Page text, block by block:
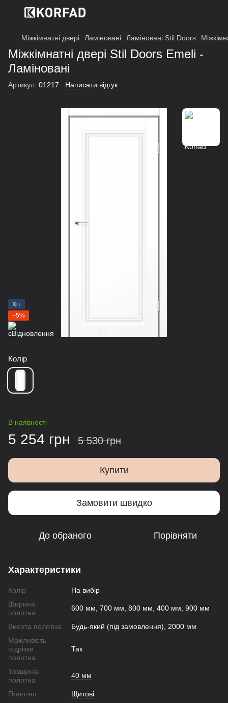
Міжкімнатні двері Ламіновані Ламіновані Stil Doors
Міжкімнатні двері Stil Doors Emeli -
Ламіновані
Артикул: 01217 Написати відгук
Хіт
−5%
Колір
В наявності
5 254 грн 5 530 грн
Купити
Замовити швидко
До обраного Порівняти
Характеристики
Колір
На вибір
Ширина
полотна
600 мм, 700 мм, 800 мм, 400 мм, 900 мм
Висота полотна
Будь-який (під замовлення), 2000 мм
Можливість
підрізки
полотна
Так
Товщина
полотна
40 мм
Полотно
Щитові